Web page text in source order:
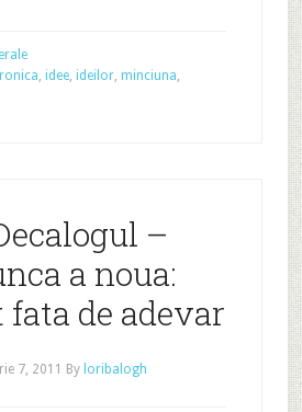
, idee, ideilor, minciuna,
–
a noua:
fata de adevar
7, 2011 By loribalogh